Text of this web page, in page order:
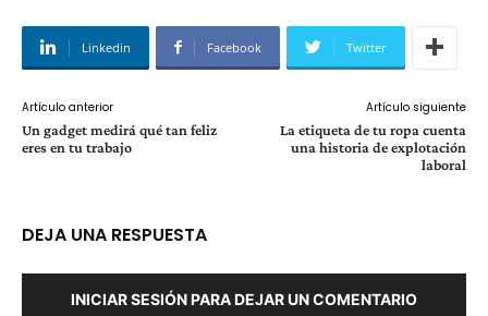
Linkedin Facebook Twitter
Artículo anterior
Un gadget medirá qué tan feliz
eres en tu trabajo
Artículo siguiente
La etiqueta de tu ropa cuenta
una historia de explotación
laboral
DEJA UNA RESPUESTA
INICIAR SESIÓN PARA DEJAR UN COMENTARIO